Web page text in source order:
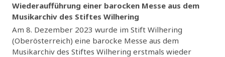
Wiederaufführung einer barocken Messe aus dem
Musikarchiv des Stiftes Wilhering
Am 8. Dezember 2023 wurde im Stift Wilhering
(Oberösterreich) eine barocke Messe aus dem
Musikarchiv des Stiftes Wilhering erstmals wieder